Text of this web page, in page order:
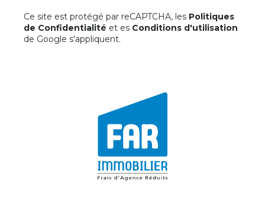
Ce site est protégé par reCAPTCHA, les Politiques
de Confidentialité et es Conditions d'utilisation
de Google s'appliquent.